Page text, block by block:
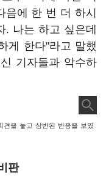
에 한 번 더 하시
. 나는 하고 싶은데
게 한다"라고 말했
기자들과 악수하
견을 놓고 상반된 반응을 보였
판